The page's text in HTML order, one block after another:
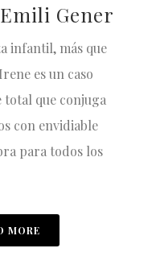
Gener
infantil, más que
es un caso
que conjuga
con envidiable
para todos los
MORE